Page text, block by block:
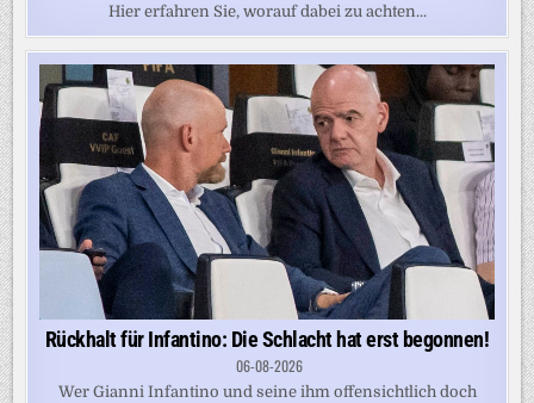
Hier erfahren Sie, worauf dabei zu achten...
Rückhalt für Infantino: Die Schlacht hat erst begonnen!
06-08-2026
Wer Gianni Infantino und seine ihm offensichtlich doch